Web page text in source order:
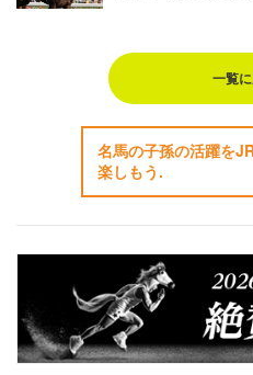
一覧
名馬の子孫の活躍を
楽しもう.